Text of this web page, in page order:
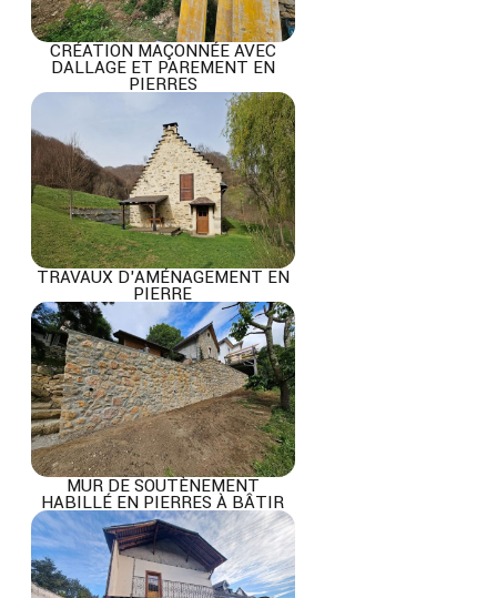
CRÉATION MAÇONNÉE AVEC
DALLAGE ET PAREMENT EN
PIERRES
TRAVAUX D’AMÉNAGEMENT EN
PIERRE
MUR DE SOUTÈNEMENT
HABILLÉ EN PIERRES À BÂTIR